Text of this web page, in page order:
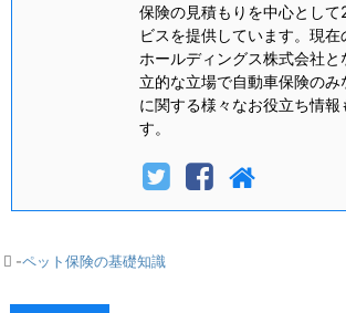
保険の見積もりを中心とし
ビスを提供しています。現在
ホールディングス株式会社と
立的な立場で自動車保険の
に関する様々なお役立ち情報
す。
-ペット保険の基礎知識